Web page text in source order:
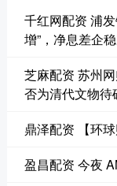
千红网配资 浦
增”，净息差企
芝麻配资 苏州
否为清代文物待
鼎泽配资 【环
盈昌配资 今夜